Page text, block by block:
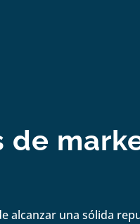
de
alcanzar una sólida